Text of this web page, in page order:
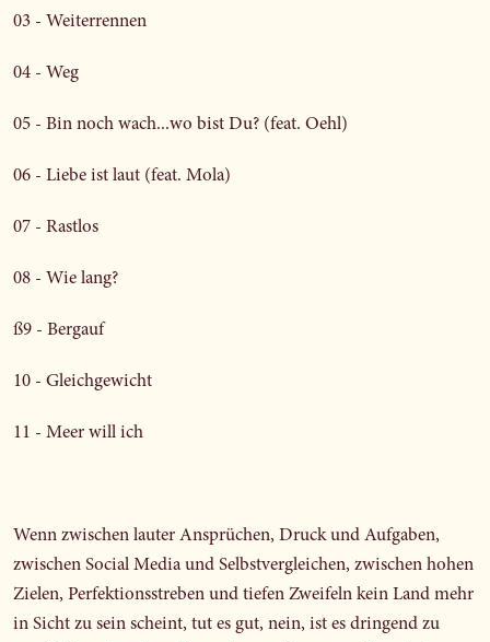
03 - Weiterrennen
04 - Weg
05 - Bin noch wach...wo bist Du? (feat. Oehl)
06 - Liebe ist laut (feat. Mola)
07 - Rastlos
08 - Wie lang?
ß9 - Bergauf
10 - Gleichgewicht
11 - Meer will ich
Wenn zwischen lauter Ansprüchen, Druck und Aufgaben,
zwischen Social Media und Selbstvergleichen, zwischen hohen
Zielen, Perfektionsstreben und tiefen Zweifeln kein Land mehr
in Sicht zu sein scheint, tut es gut, nein, ist es dringend zu